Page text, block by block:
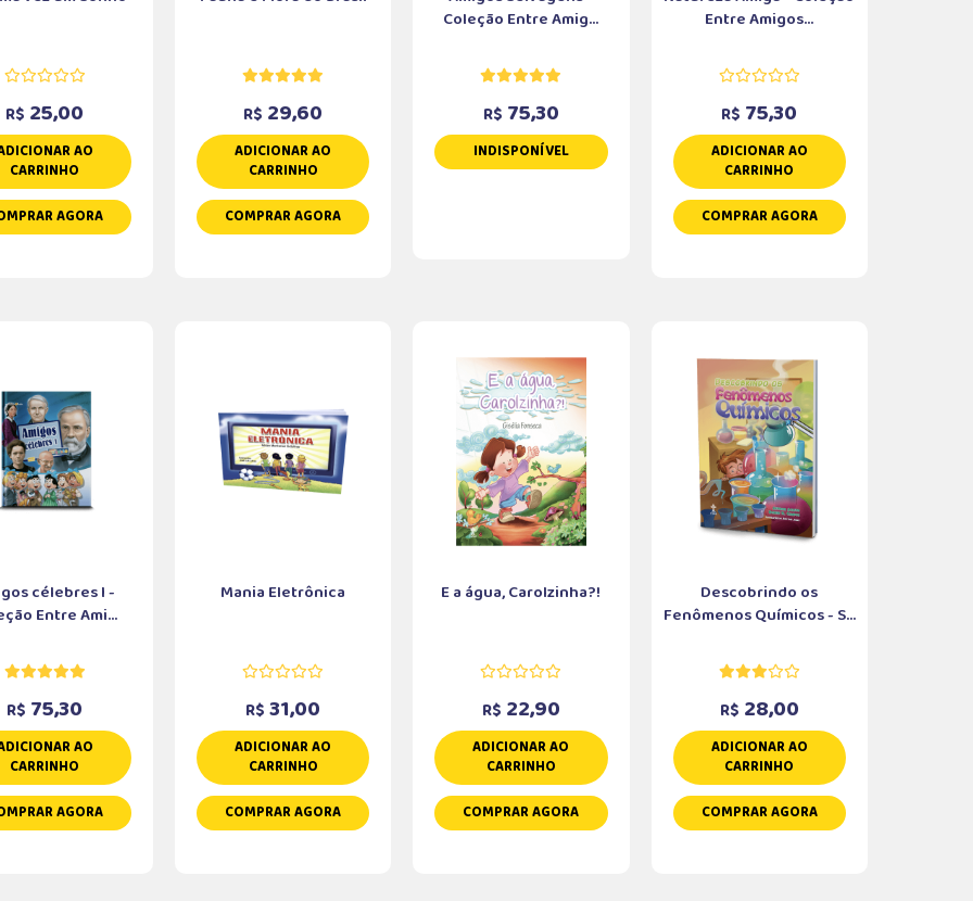
R$ 25,00
AO
CARRINHO
AGORA
R$ 29,60
ADICIONAR AO
CARRINHO
COMPRAR AGORA
Coleção Entre Amig...
R$ 75,30
INDISPONÍVEL
Entre Amigos...
R$ 75,30
ADICIONAR AO
CARRINHO
COMPRAR AGORA
célebres I -
Entre Ami...
R$ 75,30
AO
CARRINHO
AGORA
Mania Eletrônica
R$ 31,00
ADICIONAR AO
CARRINHO
COMPRAR AGORA
E a água, Carolzinha?!
R$ 22,90
ADICIONAR AO
CARRINHO
COMPRAR AGORA
Descobrindo os
Fenômenos Químicos - S...
R$ 28,00
ADICIONAR AO
CARRINHO
COMPRAR AGORA